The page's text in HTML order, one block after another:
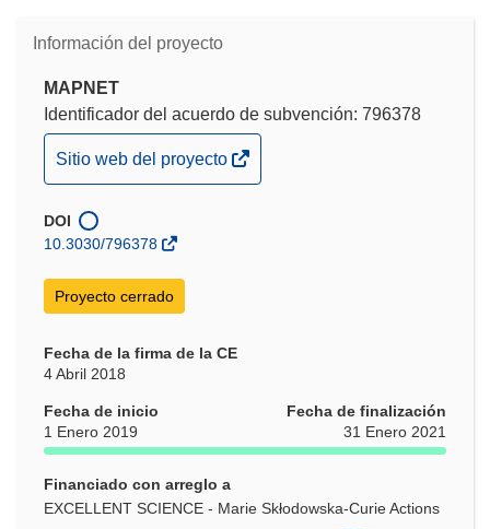
Información del proyecto
MAPNET
Identificador del acuerdo de subvención: 796378
(se
abrirá
una
ventana)
Sitio web del proyecto
DOI
10.3030/796378
Proyecto cerrado
Fecha de la firma de la CE
4 Abril 2018
Fecha de inicio
1 Enero 2019
Fecha de finalización
31 Enero 2021
Financiado con arreglo a
EXCELLENT SCIENCE - Marie Skłodowska-Curie Actions